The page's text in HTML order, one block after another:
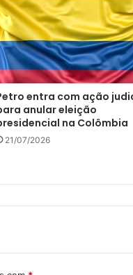
entra com ação
anular eleição
na Colômbia
21/07/2026